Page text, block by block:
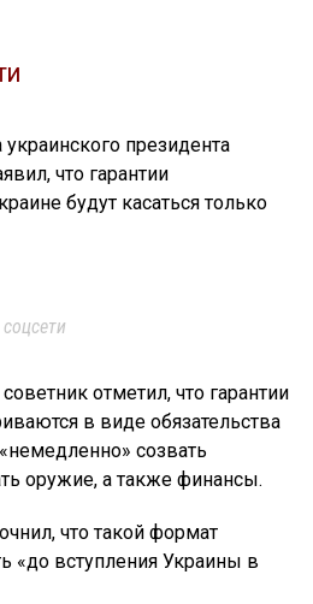
президента
что гарантии
будут касаться только
отметил, что гарантии
в виде обязательства
созвать
оружие, а также финансы.
что такой формат
«до вступления Украины в